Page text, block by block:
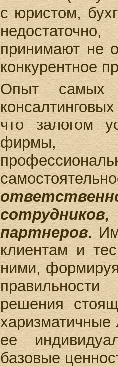
с юристом,
принимают не
конкурентное
Опыт самых
что залогом
фирмы,
партнеров.
клиентам и
ними,
решения
ее
базовые